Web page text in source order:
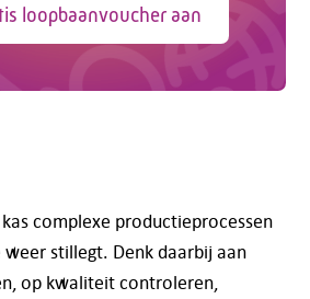
loopbaanvoucher aan
complexe productieprocessen
stillegt. Denk daarbij aan
op kwaliteit controleren,